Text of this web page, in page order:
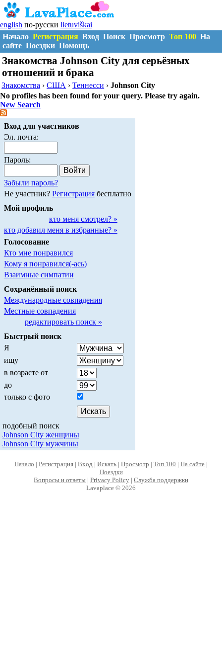
english по-русски lietuviškai
Начало Регистрация Вход Поиск Просмотр Топ 100 На
сайте Поездки Помощь
Знакомства Johnson City для серьёзных
отношений и брака
Знакомства ›США ›Теннесси ›Johnson City
No profiles has been found for your query. Please try again.
New Search
Вход для участников
Эл. почта:
Пароль:
Забыли пароль?
Не участник? Регистрациябесплатно
Мой профиль
кто меня смотрел? »
кто добавил меня в избранные? »
Голосование
Кто мне понравился
Кому я понравился(-ась)
Взаимные симпатии
Сохранённый поиск
Международные совпадения
Местные совпадения
редактировать поиск »
Быстрый поиск
Я
ищу
в возрасте от
до
только с фото
подобный поиск
Johnson City женщины
Johnson City мужчины
Начало | Регистрация | Вход | Искать | Просмотр | Топ 100 | На сайте |
Поездки
Вопросы и ответы | Privacy Policy | Служба поддержки
Lavaplace © 2026